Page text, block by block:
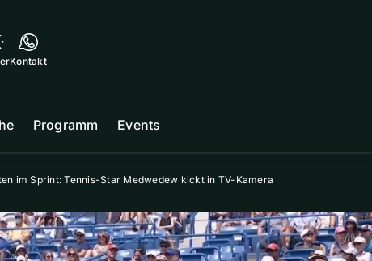
Kontakt
Programm Events
im Sprint: Tennis-Star Medwedew kickt in TV-Kamera